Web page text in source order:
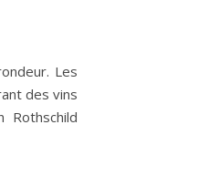
Les
des vins
Rothschild